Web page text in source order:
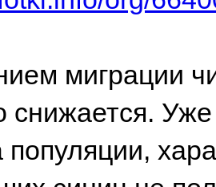
миграции
снижается.
популяции,